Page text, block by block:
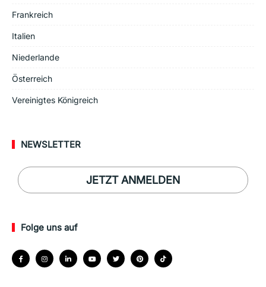
Frankreich
Italien
Niederlande
Österreich
Vereinigtes Königreich
NEWSLETTER
JETZT ANMELDEN
Folge uns auf